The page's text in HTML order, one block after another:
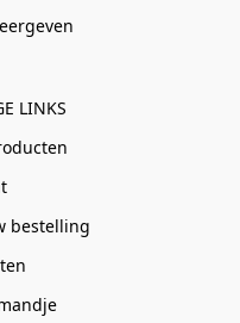
LINKS
bestelling